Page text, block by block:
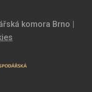
komora Brno |